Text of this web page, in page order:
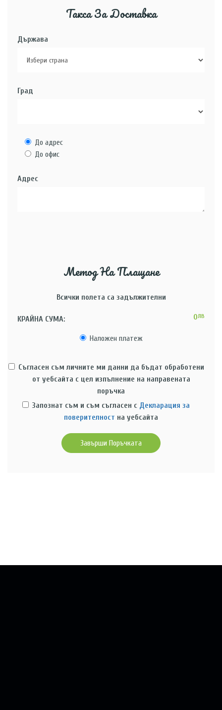
Такса За Доставка
Държава
Град
До адрес
До офис
Адрес
Метод На Плащане
Всички полета са задължителни
КРАЙНА СУМА: 0ЛВ
Наложен платеж
Съгласен съм личните ми данни да бъдат обработени
от уебсайта с цел изпълнение на направената
поръчка
Запознат съм и съм съгласен с Декларация за
поверителност на уебсайта
Завърши Поръчката